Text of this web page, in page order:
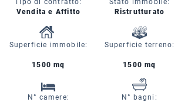
Tipo di contratto:
Vendita e Affitto
Stato immobile:
Ristrutturato
Superficie immobile: Superficie terreno:
1500 mq
N° camere:
1500 mq
N° bagni: